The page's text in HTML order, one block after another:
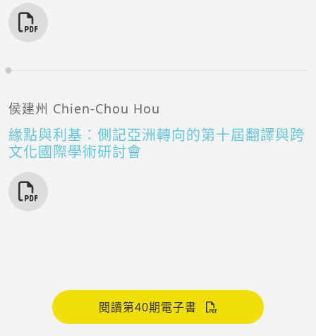
侯建州 Chien-Chou Hou
緣點與利基：側記亞洲轉向的第十屆翻譯與跨
文化國際學術研討會
閱讀第40期電子書